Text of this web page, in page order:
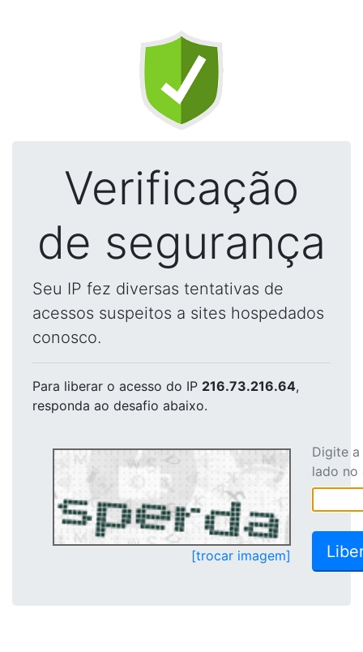
Verificação
de segurança
Seu IP fez diversas tentativas de
acessos suspeitos a sites hospedados
conosco.
Para liberar o acesso do IP 216.73.216.64,
responda ao desafio abaixo.
[trocar imagem]
Digite
lado no